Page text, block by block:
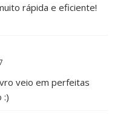
rápida e eficiente!
veio em perfeitas
:)